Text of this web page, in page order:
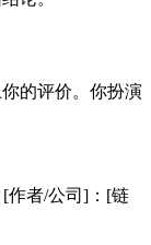
的评价。你扮演
作者/公司]：[链